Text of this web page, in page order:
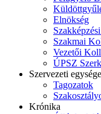
Elnökség
Szakmai
Vezetői
ÚPSZ
Szervezeti
Tagozatok
Krónika